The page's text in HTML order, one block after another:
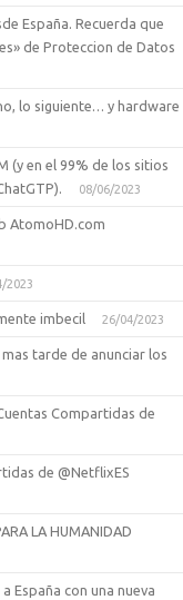
España. Recuerda que
de Proteccion de Datos
lo siguiente… y hardware
(y en el 99% de los sitios
08/06/2023
AtomoHD.com
2023
imbecil 26/04/2023
tarde de anunciar los
Compartidas de
de @NetflixES
LA HUMANIDAD
España con una nueva